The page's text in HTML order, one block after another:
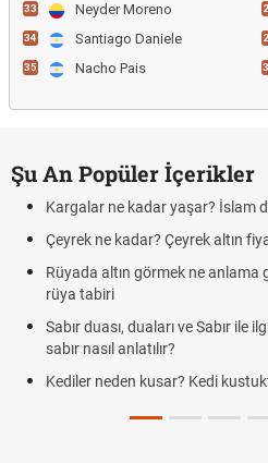
33 Neyder Moreno
34 Santiago Daniele
35 Nacho Pais
Şu An Popüler İçerikler
Kargalar ne kadar yaşar? İslam
Çeyrek ne kadar? Çeyrek altın
Rüyada altın görmek ne anlama
rüya tabiri
Sabır duası, duaları ve Sabır ile
sabır nasıl anlatılır?
Kediler neden kusar? Kedi